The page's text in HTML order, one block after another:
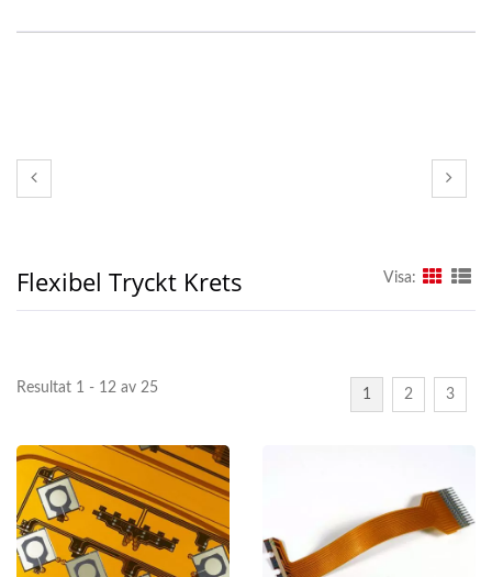
Flexibel Tryckt Krets Visa:
Resultat 1 - 12 av 25 1 2 3